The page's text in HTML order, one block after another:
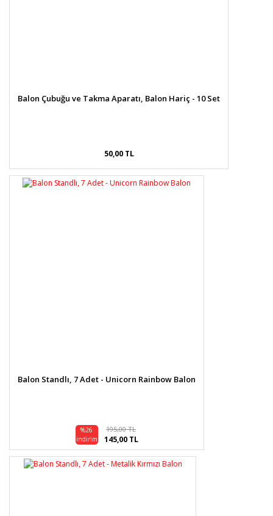
Balon Çubuğu ve Takma Aparatı, Balon Hariç - 10 Set
50,00 TL
Balon Standlı, 7 Adet - Unicorn Rainbow Balon
%26
indirim
195,00 TL
145,00 TL